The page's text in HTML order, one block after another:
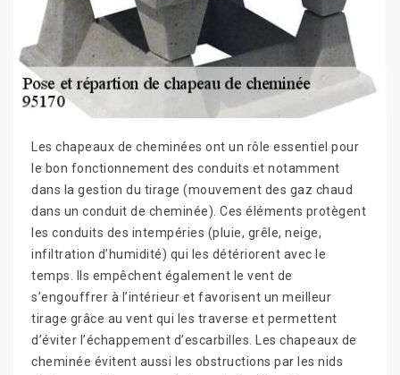
Les chapeaux de cheminées ont un rôle essentiel pour
le bon fonctionnement des conduits et notamment
dans la gestion du tirage (mouvement des gaz chaud
dans un conduit de cheminée). Ces éléments protègent
les conduits des intempéries (pluie, grêle, neige,
infiltration d’humidité) qui les détériorent avec le
temps. Ils empêchent également le vent de
s’engouffrer à l’intérieur et favorisent un meilleur
tirage grâce au vent qui les traverse et permettent
d’éviter l’échappement d’escarbilles. Les chapeaux de
cheminée évitent aussi les obstructions par les nids